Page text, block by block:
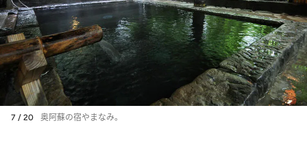
7 / 20 奥阿蘇の宿やまなみ。